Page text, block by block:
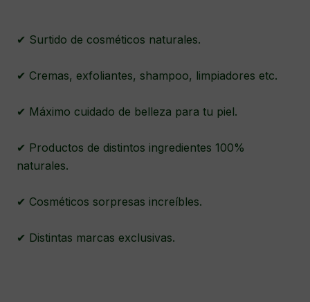
✔ Surtido de cosméticos naturales.
✔ Cremas, exfoliantes, shampoo, limpiadores etc.
✔ Máximo cuidado de belleza para tu piel.
✔ Productos de distintos ingredientes 100%
naturales.
✔ Cosméticos sorpresas increíbles.
✔ Distintas marcas exclusivas.